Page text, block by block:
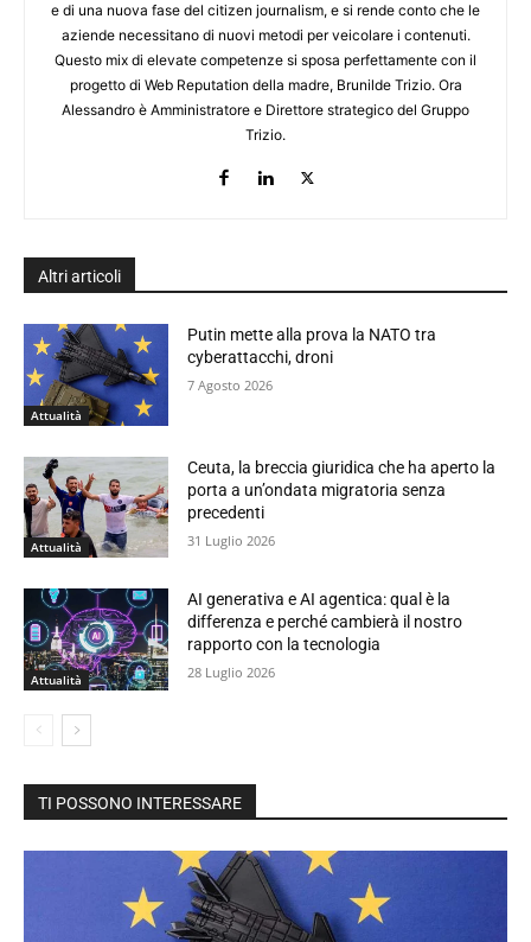
e di una nuova fase del citizen journalism, e si rende conto che le
aziende necessitano di nuovi metodi per veicolare i contenuti.
Questo mix di elevate competenze si sposa perfettamente con il
progetto di Web Reputation della madre, Brunilde Trizio. Ora
Alessandro è Amministratore e Direttore strategico del Gruppo
Trizio.
Altri articoli
Attualità
Putin mette alla prova la NATO tra
cyberattacchi, droni
7 Agosto 2026
Attualità
Ceuta, la breccia giuridica che ha aperto la
porta a un’ondata migratoria senza
precedenti
31 Luglio 2026
Attualità
AI generativa e AI agentica: qual è la
differenza e perché cambierà il nostro
rapporto con la tecnologia
28 Luglio 2026
TI POSSONO INTERESSARE